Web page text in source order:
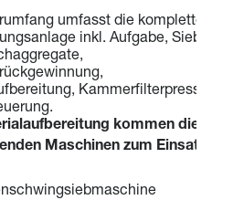
umfasst die komplette
inkl. Aufgabe, Sieb-
Kammerfilterpressen
kommen die
Maschinen zum Einsatz: